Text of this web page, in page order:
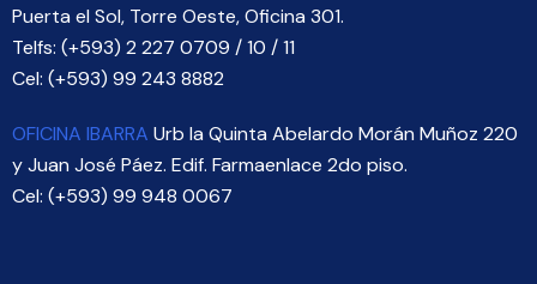
Puerta el Sol, Torre Oeste, Oficina 301.
Telfs: (+593) 2 227 0709 / 10 / 11
Cel: (+593) 99 243 8882
OFICINA IBARRA Urb la Quinta Abelardo Morán Muñoz 220
y Juan José Páez. Edif. Farmaenlace 2do piso.
Cel: (+593) 99 948 0067